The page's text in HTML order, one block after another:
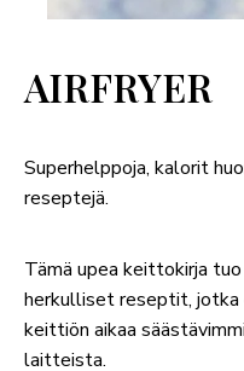
AIRFRYER
Superhelppoja, kalorit
reseptejä.
Tämä upea keittokirja
herkulliset reseptit, jotka
keittiön aikaa
laitteista.